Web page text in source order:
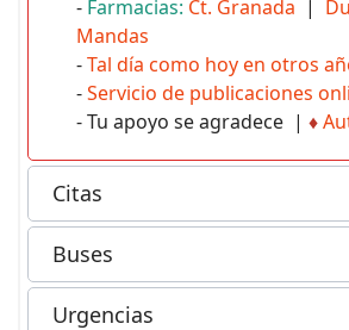
- Farmacias: Ct. Granada |
Mandas
-Tal día como hoy en otros
-Servicio de publicaciones
- Tu apoyo se agradece | ♦
Citas
Buses
Urgencias